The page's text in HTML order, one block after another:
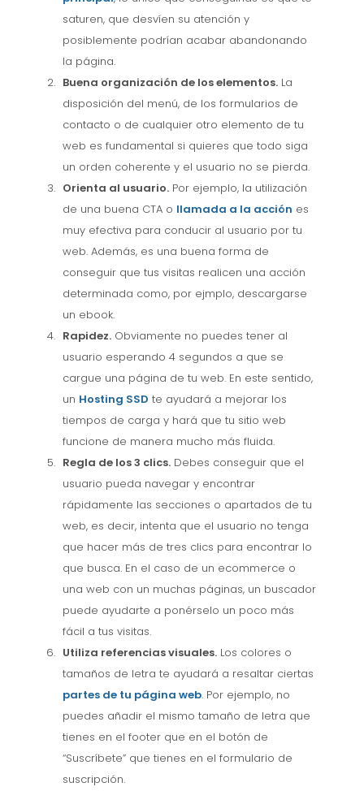
saturen, que desvíen su atención y
posiblemente podrían acabar abandonando
la página.
Buena organización de los elementos. La
disposición del menú, de los formularios de
contacto o de cualquier otro elemento de tu
web es fundamental si quieres que todo siga
un orden coherente y el usuario no se pierda.
Orienta al usuario. Por ejemplo, la utilización
de una buena CTA o llamada a la acción es
muy efectiva para conducir al usuario por tu
web. Además, es una buena forma de
conseguir que tus visitas realicen una acción
determinada como, por ejmplo, descargarse
un ebook.
Rapidez. Obviamente no puedes tener al
usuario esperando 4 segundos a que se
cargue una página de tu web. En este sentido,
un Hosting SSD te ayudará a mejorar los
tiempos de carga y hará que tu sitio web
funcione de manera mucho más fluida.
Regla de los 3 clics. Debes conseguir que el
usuario pueda navegar y encontrar
rápidamente las secciones o apartados de tu
web, es decir, intenta que el usuario no tenga
que hacer más de tres clics para encontrar lo
que busca. En el caso de un ecommerce o
una web con un muchas páginas, un buscador
puede ayudarte a ponérselo un poco más
fácil a tus visitas.
Utiliza referencias visuales. Los colores o
tamaños de letra te ayudará a resaltar ciertas
partes de tu página web. Por ejemplo, no
puedes añadir el mismo tamaño de letra que
tienes en el footer que en el botón de
“Suscríbete” que tienes en el formulario de
suscripción.